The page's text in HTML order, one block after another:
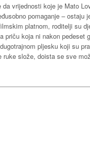
vrijednosti koje je Mato
pomaganje – ostaju
platnom, roditelji su
priču koja ni nakon pedeset
pljesku koji su
ruke slože, doista se sve